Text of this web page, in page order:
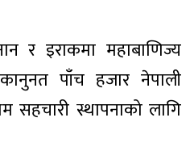
र इराकमा महाबाणिज्य
पाँच हजार नेपाली
सहचारी स्थापनाको लागि